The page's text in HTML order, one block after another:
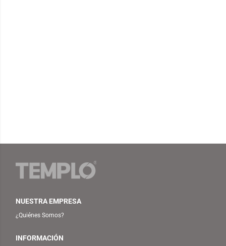
NUESTRA EMPRESA
¿Quiénes Somos?
INFORMACIÓN